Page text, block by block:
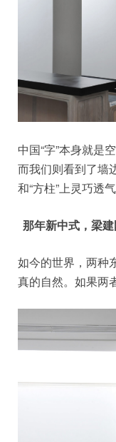
中国“字”本身就是
而我们则看到了墙
和“方柱”上灵巧透气
那年新中式，梁
如今的世界，两
真的自然。如果两